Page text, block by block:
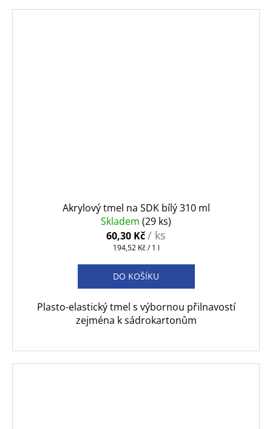
Akrylový tmel na SDK bílý 310 ml
Skladem (29 ks)
60,30 Kč/ ks
Měrná
194,52 Kč / 1 l
DO KOŠÍKU
Plasto-elastický tmel s výbornou přilnavostí
zejména k sádrokartonům